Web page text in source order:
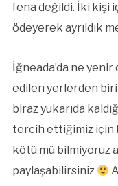
fena değildi. İki kişi
ödeyerek ayrıldık
İğneada’da ne yenir
edilen yerlerden biri
biraz yukarıda
tercih ettiğimiz için
kötü mü bilmiyoruz
paylaşabilirsiniz